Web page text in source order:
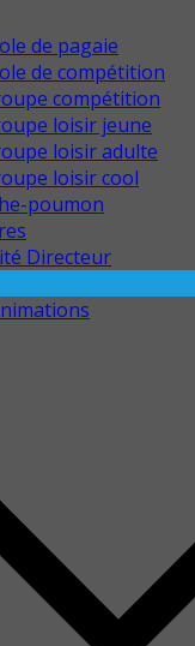
de pagaie
de compétition
compétition
loisir jeune
loisir adulte
loisir cool
poumon
Directeur